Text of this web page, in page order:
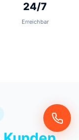
24/7
Erreichbar